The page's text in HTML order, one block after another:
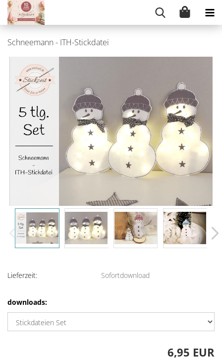
Schneemann - ITH-Stickdatei
Lieferzeit: Sofortdownload
downloads:
6,95 EUR